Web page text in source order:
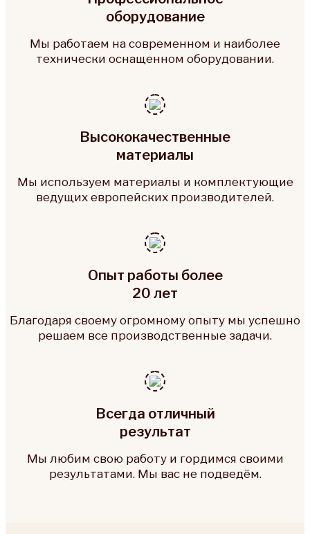
оборудование
Мы работаем на современном и наиболее
технически оснащенном оборудовании.
Высококачественные
материалы
Мы используем материалы и комплектующие
ведущих европейских производителей.
Опыт работы более
20 лет
Благодаря своему огромному опыту мы успешно
решаем все производственные задачи.
Всегда отличный
результат
Мы любим свою работу и гордимся своими
результатами. Мы вас не подведём.